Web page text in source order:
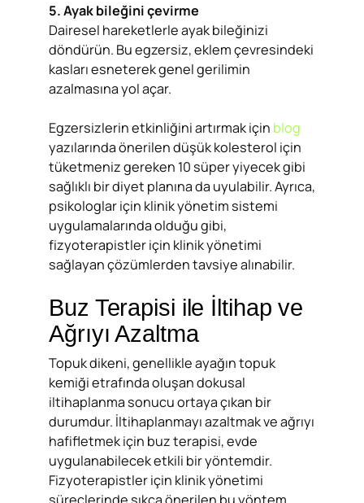
5. Ayak bileğini çevirme
Dairesel hareketlerle ayak bileğinizi
döndürün. Bu egzersiz, eklem çevresindeki
kasları esneterek genel gerilimin
azalmasına yol açar.
Egzersizlerin etkinliğini artırmak için blog
yazılarında önerilen düşük kolesterol için
tüketmeniz gereken 10 süper yiyecek gibi
sağlıklı bir diyet planına da uyulabilir. Ayrıca,
psikologlar için klinik yönetim sistemi
uygulamalarında olduğu gibi,
fizyoterapistler için klinik yönetimi
sağlayan çözümlerden tavsiye alınabilir.
Buz Terapisi ile İltihap ve
Ağrıyı Azaltma
Topuk dikeni, genellikle ayağın topuk
kemiği etrafında oluşan dokusal
iltihaplanma sonucu ortaya çıkan bir
durumdur. İltihaplanmayı azaltmak ve ağrıyı
hafifletmek için buz terapisi, evde
uygulanabilecek etkili bir yöntemdir.
Fizyoterapistler için klinik yönetimi